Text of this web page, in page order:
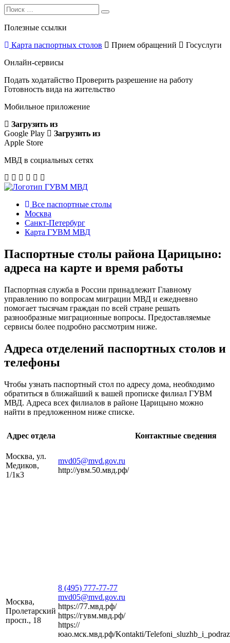
Search
for:
Search
Полезные ссылки
Карта паспортных столов
Прием обращений
Госуслуги
Онлайн-сервисы
Подать ходатайство Проверить разрешение на работу
Готовность вида на жительство
Мобильное приложение
Загрузить из
Google Play
Загрузить из
Apple Store
МВД в социальных сетях
Все паспортные столы
Москва
Санкт-Петербург
Карта ГУВМ МВД
Паспортные столы района Царицыно:
адреса на карте и время работы
Паспортная служба в России принадлежит Главному
управлению по вопросам миграции МВД и ежедневно
помогает тысячам граждан по всей стране решать
разнообразные миграционные вопросы. Предоставляемые
сервисы более подробно рассмотрим ниже.
Адреса отделений паспортных столов и
телефоны
Чтобы узнать паспортный стол по адресу дома, необходимо
обратиться в ближайший к вашей прописке филиал ГУВМ
МВД. Адреса всех филиалов в районе Царицыно можно
найти в предложенном ниже списке.
Адрес отдела Контактные сведения
Москва, ул.
Медиков,
1/1к3
mvd05@mvd.gov.ru
http://увм.50.мвд.рф/
Москва,
Пролетарский
просп., 18
8 (495) 777-77-77
mvd05@mvd.gov.ru
https://77.мвд.рф/
https://гувм.мвд.рф/
https://
юао.мск.мвд.рф/Kontakti/